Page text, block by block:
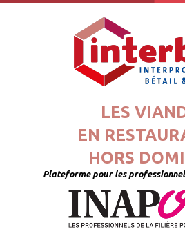
LES
EN
HORS
Plateforme pour les